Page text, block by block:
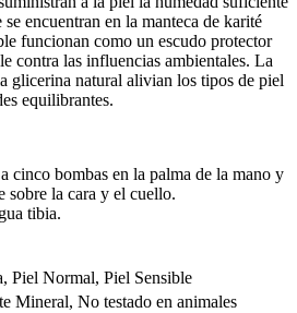
encuentran en la manteca de karité
funcionan como un escudo protector
contra las influencias ambientales. La
glicerina natural alivian los tipos de piel
equilibrantes.
cinco bombas en la palma de la mano y
sobre la cara y el cuello.
tibia.
Piel Normal, Piel Sensible
Mineral, No testado en animales